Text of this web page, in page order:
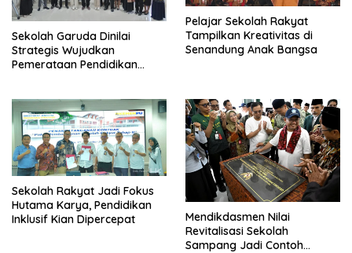
Sekolah Garuda Dinilai
Strategis Wujudkan
Pemerataan Pendidikan
Pelajar Sekolah Rakyat
Tampilkan Kreativitas di
Senandung Anak Bangsa
Sekolah Rakyat Jadi Fokus
Hutama Karya, Pendidikan
Inklusif Kian Dipercepat
Mendikdasmen Nilai
Revitalisasi Sekolah
Sampang Jadi Contoh